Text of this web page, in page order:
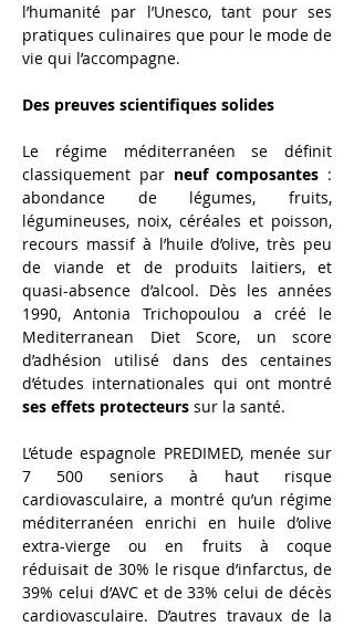
l’humanité par l’Unesco, tant pour ses
pratiques culinaires que pour le mode de
vie qui l’accompagne.
Des preuves scientifiques solides
Le régime méditerranéen se définit
classiquement par neuf composantes :
abondance de légumes, fruits,
légumineuses, noix, céréales et poisson,
recours massif à l’huile d’olive, très peu
de viande et de produits laitiers, et
quasi-absence d’alcool. Dès les années
1990, Antonia Trichopoulou a créé le
Mediterranean Diet Score, un score
d’adhésion utilisé dans des centaines
ses effets protecteurs sur la santé.
L’étude espagnole PREDIMED, menée sur
7 500 seniors à haut risque
cardiovasculaire, a montré qu’un régime
méditerranéen enrichi en huile d’olive
extra-vierge ou en fruits à coque
réduisait de 30% le risque d’infarctus, de
39% celui d’AVC et de 33% celui de décès
cardiovasculaire. D’autres travaux de la